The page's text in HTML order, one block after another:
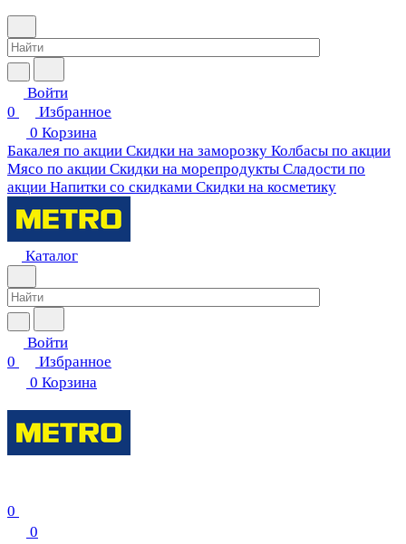
Войти
0
Избранное
0 Корзина
Бакалея по акции Скидки на заморозку Колбасы по акции
Мясо по акции Скидки на морепродукты Сладости по
акции Напитки со скидками Скидки на косметику
Каталог
Войти
0
Избранное
0 Корзина
0
0